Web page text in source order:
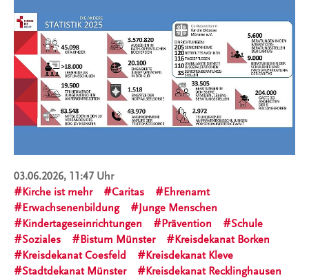
03.06.2026, 11:47 Uhr
Kirche ist mehr
Caritas
Ehrenamt
Erwachsenenbildung
Junge Menschen
Kindertageseinrichtungen
Prävention
Schule
Soziales
Bistum Münster
Kreisdekanat Borken
Kreisdekanat Coesfeld
Kreisdekanat Kleve
Stadtdekanat Münster
Kreisdekanat Recklinghausen